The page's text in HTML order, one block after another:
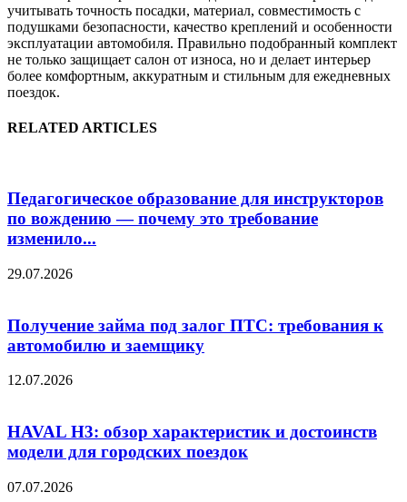
учитывать точность посадки, материал, совместимость с
подушками безопасности, качество креплений и особенности
эксплуатации автомобиля. Правильно подобранный комплект
не только защищает салон от износа, но и делает интерьер
более комфортным, аккуратным и стильным для ежедневных
поездок.
RELATED ARTICLES
Педагогическое образование для инструкторов
по вождению — почему это требование
изменило...
29.07.2026
Получение займа под залог ПТС: требования к
автомобилю и заемщику
12.07.2026
HAVAL H3: обзор характеристик и достоинств
модели для городских поездок
07.07.2026